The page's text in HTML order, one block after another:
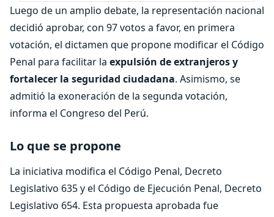
Luego de un amplio debate, la representación nacional
decidió aprobar, con 97 votos a favor, en primera
votación, el dictamen que propone modificar el Código
Penal para facilitar la expulsión de extranjeros y
fortalecer la seguridad ciudadana. Asimismo, se
admitió la exoneración de la segunda votación,
informa el Congreso del Perú.
Lo que se propone
La iniciativa modifica el Código Penal, Decreto
Legislativo 635 y el Código de Ejecución Penal, Decreto
Legislativo 654. Esta propuesta aprobada fue